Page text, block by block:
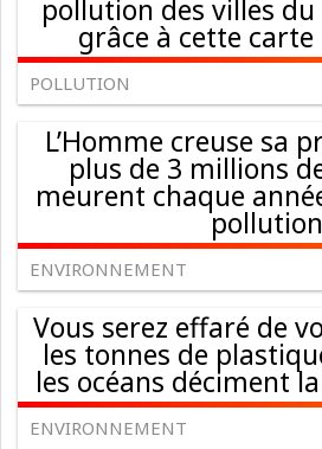
pollution des villes
grâce à cette
POLLUTION
L’Homme creuse sa
plus de 3 millions
meurent chaque
pollution
ENVIRONNEMENT
Vous serez effaré de
les tonnes de
les océans déciment
ENVIRONNEMENT